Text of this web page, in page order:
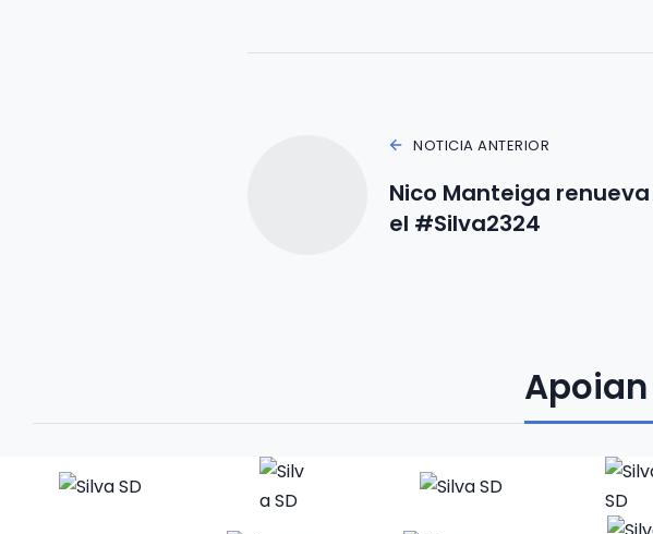
NOTICIA ANTERIOR
Nico Manteiga
el #Silva2324